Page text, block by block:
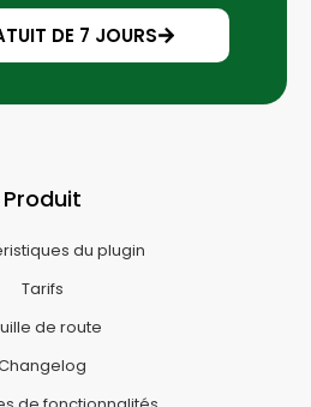
DE 7 JOURS
Produit
du plugin
Tarifs
de route